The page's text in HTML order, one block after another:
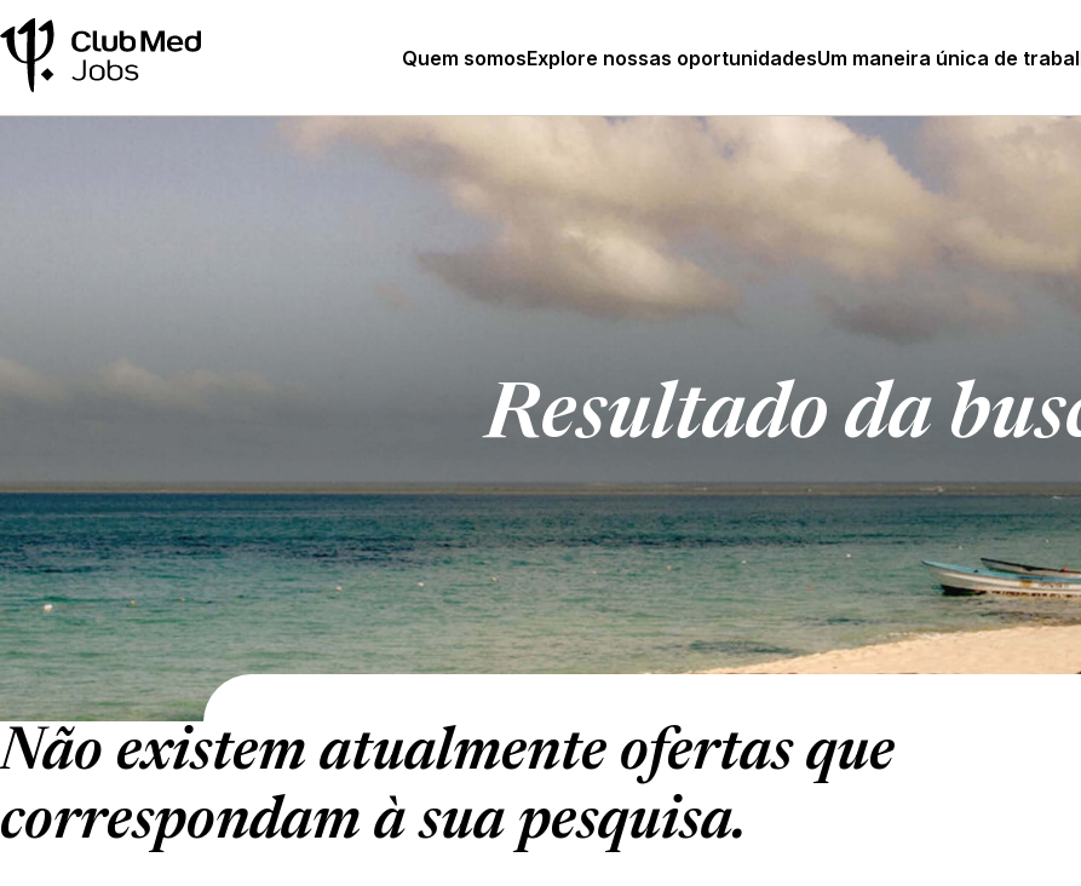
Quem somosExplore nossas oportunidadesUm maneira única de
Resultado da
Não existem atualmente ofertas que
correspondam à sua pesquisa.